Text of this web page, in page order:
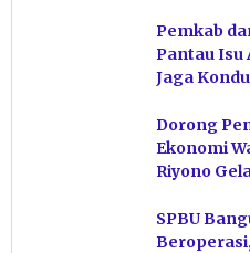
Pemkab
Pantau Isu
Jaga
Dorong
Ekonomi
Riyono
SPBU